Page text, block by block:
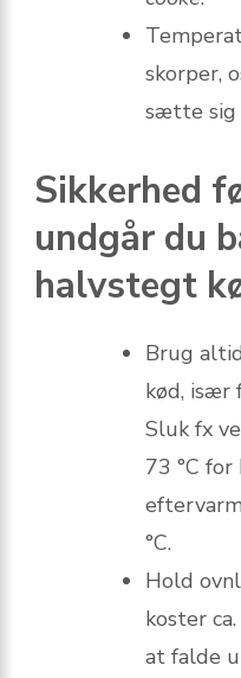
skorper,
sætte sig
Sikkerhed
undgår du
halvstegt
Brug
kød, især
Sluk fx
73 °C
°C.
Hold
koster
at falde